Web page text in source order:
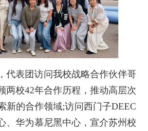
代表团访问我校战略合作伙伴哥
两校42年合作历程，推动高层次
新的合作领域;访问西门子DEEC
、华为慕尼黑中心，宣介苏州校